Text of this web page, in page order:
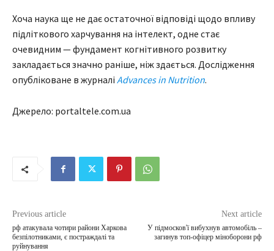
Хоча наука ще не дає остаточної відповіді щодо впливу
підліткового харчування на інтелект, одне стає
очевидним — фундамент когнітивного розвитку
закладається значно раніше, ніж здається. Дослідження
опубліковане в журналі Advances in Nutrition.
Джерело: portaltele.com.ua
Previous article
рф атакувала чотири райони Харкова
безпілотниками, є постраждалі та
руйнування
Next article
У підмосков'ї вибухнув автомобіль –
загинув топ-офіцер міноборони рф